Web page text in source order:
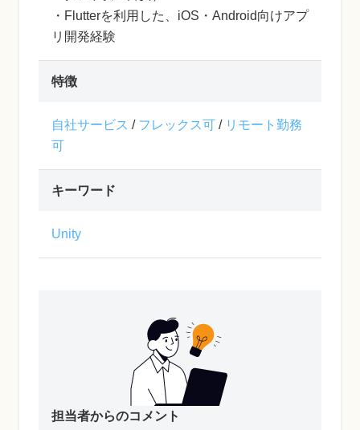
・Flutterを利用した、iOS・Android向けアプ
リ開発経験
特徴
自社サービス / フレックス可 / リモート勤務
可
キーワード
Unity
担当者からのコメント